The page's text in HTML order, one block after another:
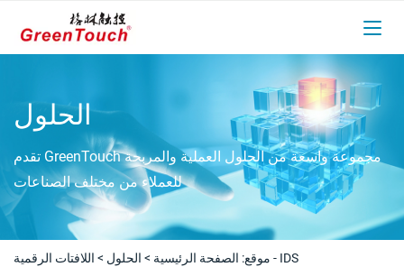
الحلول
تقدم GreenTouch مجموعة واسعة من الحلول العملية والمربحة
للعملاء من مختلف الصناعات
موقع: الصفحة الرئيسية > الحلول > اللافتات الرقمية - IDS